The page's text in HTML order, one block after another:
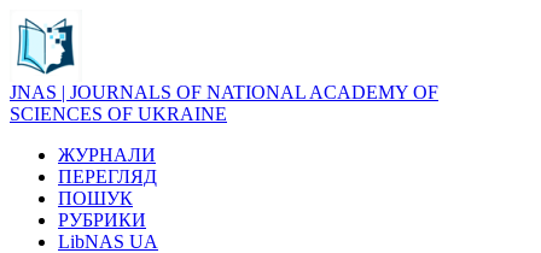
JNAS | JOURNALS OF NATIONAL ACADEMY OF
SCIENCES OF UKRAINE
ЖУРНАЛИ
ПЕРЕГЛЯД
ПОШУК
РУБРИКИ
LibNAS UA